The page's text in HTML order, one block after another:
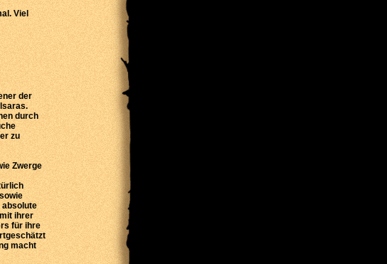
Viel
der
durch
zu
Zwerge
absolute
ihrer
für ihre
macht